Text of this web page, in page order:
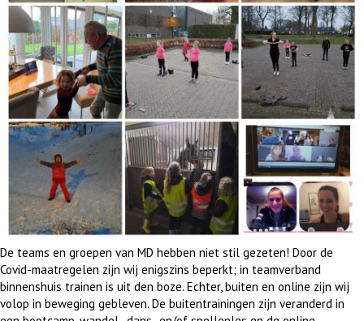
De teams en groepen van MD hebben niet stil gezeten! Door de
Covid-maatregelen zijn wij enigszins beperkt; in teamverband
binnenshuis trainen is uit den boze. Echter, buiten en online zijn wij
volop in beweging gebleven. De buitentrainingen zijn veranderd in